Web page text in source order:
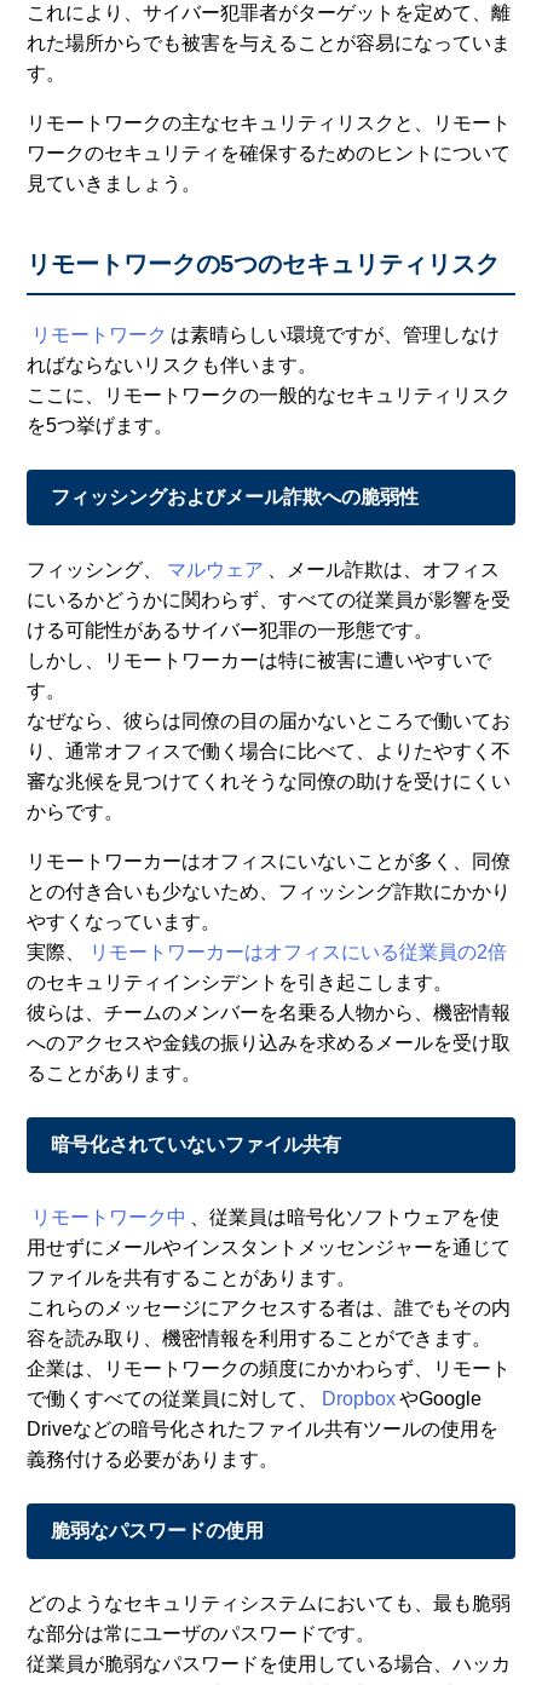
これにより、サイバー犯罪者がターゲットを定めて、離
れた場所からでも被害を与えることが容易になっていま
す。
リモートワークの主なセキュリティリスクと、リモート
ワークのセキュリティを確保するためのヒントについて
見ていきましょう。
リモートワークの5つのセキュリティリスク
リモートワーク は素晴らしい環境ですが、管理しなけ
ればならないリスクも伴います。
ここに、リモートワークの一般的なセキュリティリスク
を5つ挙げます。
フィッシングおよびメール詐欺への脆弱性
フィッシング、 マルウェア
、メール詐欺は、オフィス
にいるかどうかに関わらず、すべての従業員が影響を受
ける可能性があるサイバー犯罪の一形態です。
しかし、リモートワーカーは特に被害に遭いやすいで
す。
なぜなら、彼らは同僚の目の届かないところで働いてお
り、通常オフィスで働く場合に比べて、よりたやすく不
審な兆候を見つけてくれそうな同僚の助けを受けにくい
からです。
リモートワーカーはオフィスにいないことが多く、同僚
との付き合いも少ないため、フィッシング詐欺にかかり
やすくなっています。
実際、
リモートワーカーはオフィスにいる従業員の2倍
のセキュリティインシデントを引き起こします。
彼らは、チームのメンバーを名乗る人物から、機密情報
へのアクセスや金銭の振り込みを求めるメールを受け取
ることがあります。
暗号化されていないファイル共有
リモートワーク中
、従業員は暗号化ソフトウェアを使
用せずにメールやインスタントメッセンジャーを通じて
ファイルを共有することがあります。
これらのメッセージにアクセスする者は、誰でもその内
容を読み取り、機密情報を利用することができます。
企業は、リモートワークの頻度にかかわらず、リモート
で働くすべての従業員に対して、
Dropbox やGoogle
Driveなどの暗号化されたファイル共有ツールの使用を
義務付ける必要があります。
脆弱なパスワードの使用
どのようなセキュリティシステムにおいても、最も脆弱
な部分は常にユーザのパスワードです。
従業員が脆弱なパスワードを使用している場合、ハッカ